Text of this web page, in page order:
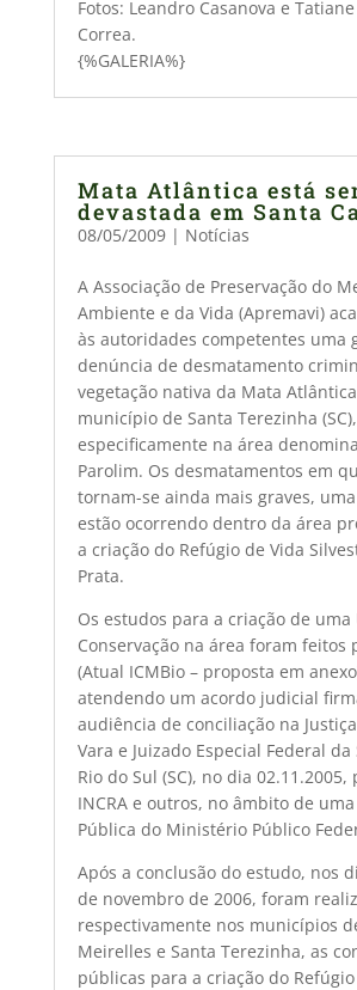
Fotos: Leandro Casanova e
Correa.
{%GALERIA%}
Mata Atlântica está
devastada em Santa
08/05/2009| Notícias
A Associação de Preservação do
Ambiente e da Vida (Apremavi)
às autoridades competentes uma
denúncia de desmatamento
vegetação nativa da Mata
município de Santa Terezinha
especificamente na área
Parolim. Os desmatamentos em
tornam-se ainda mais graves,
estão ocorrendo dentro da área
a criação do Refúgio de Vida
Prata.
Os estudos para a criação de
Conservação na área foram feitos
(Atual ICMBio – proposta em
atendendo um acordo judicial
audiência de conciliação na
Vara e Juizado Especial Federal da
Rio do Sul (SC), no dia 02.11.2005,
INCRA e outros, no âmbito de
Pública do Ministério Público
Após a conclusão do estudo, nos
de novembro de 2006, foram
respectivamente nos municípios
Meirelles e Santa Terezinha, as
públicas para a criação do